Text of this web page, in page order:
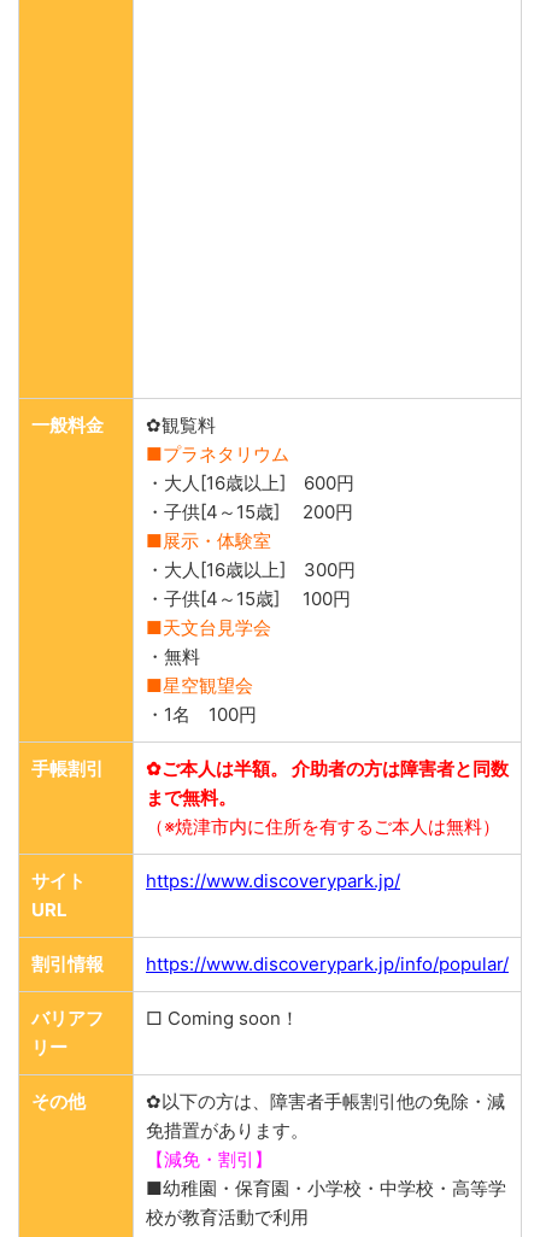
一般料金
✿観覧料
■プラネタリウム
・大人[16歳以上] 600円
・子供[4～15歳] 200円
■展示・体験室
・大人[16歳以上] 300円
・子供[4～15歳] 100円
■天文台見学会
・無料
■星空観望会
・1名 100円
手帳割引
✿ご本人は半額。 介助者の方は障害者と同数
まで無料。
（※焼津市内に住所を有するご本人は無料）
サイト
URL
https://www.discoverypark.jp/
割引情報 https://www.discoverypark.jp/info/popular/
バリアフ
リー
□ Coming soon！
その他
✿以下の方は、障害者手帳割引他の免除・減
免措置があります。
【減免・割引】
■幼稚園・保育園・小学校・中学校・高等学
校が教育活動で利用